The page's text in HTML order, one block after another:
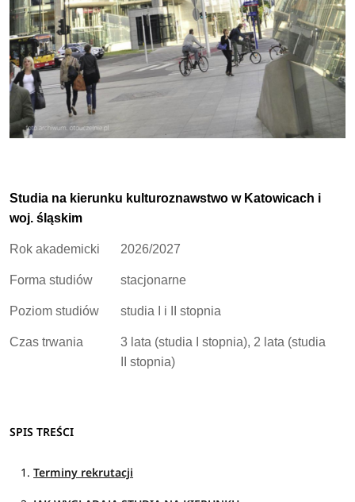
Studia na kierunku kulturoznawstwo w Katowicach i
woj. śląskim
Rok akademicki 2026/2027
Forma studiów stacjonarne
Poziom studiów studia I i II stopnia
Czas trwania
3 lata (studia I stopnia), 2 lata (studia
II stopnia)
SPIS TREŚCI
Terminy rekrutacji